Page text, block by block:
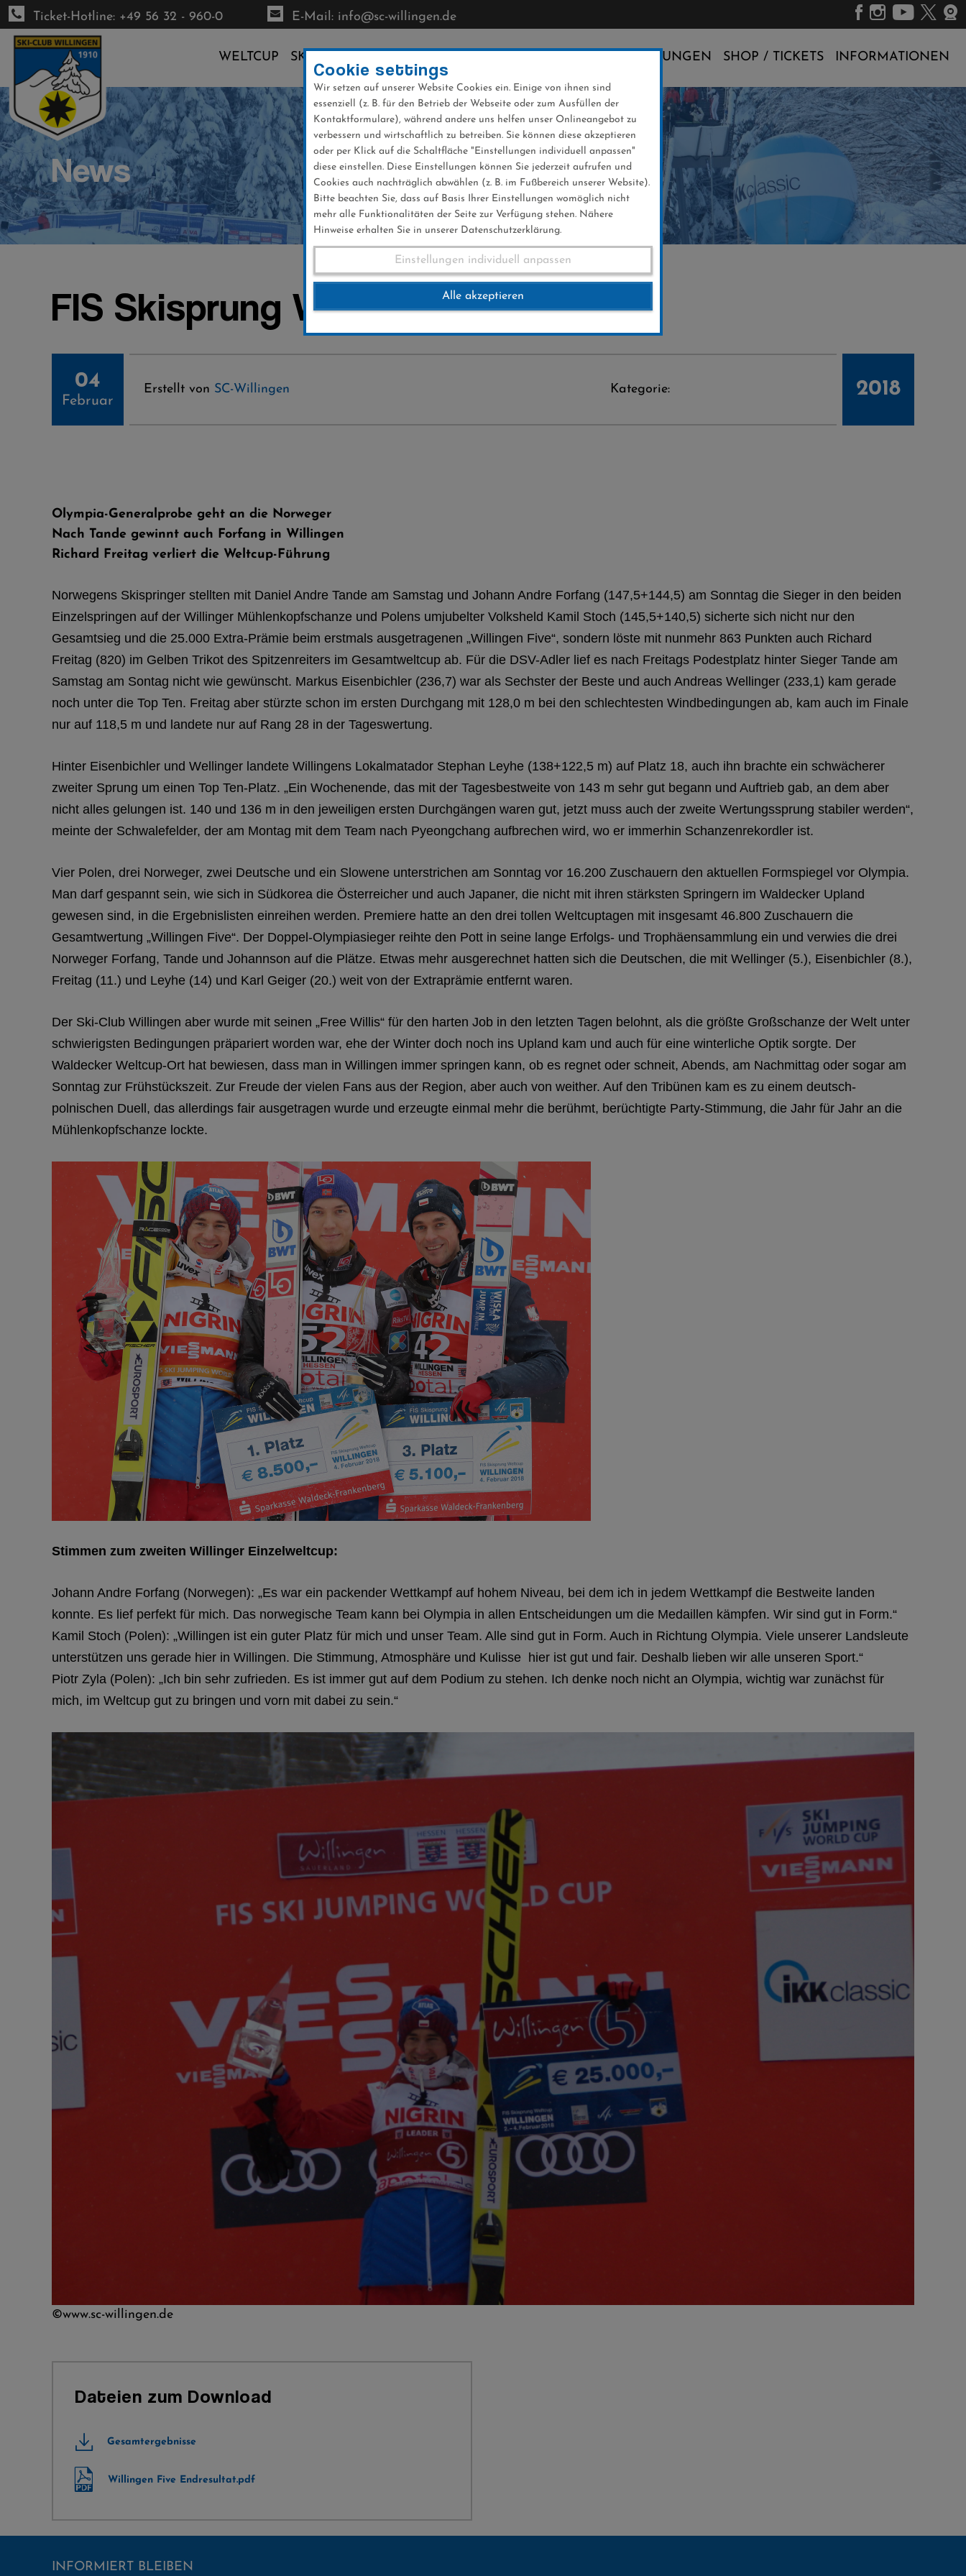
Direkt
zum
Inhalt
Ticket-Hotline: +49 56 32 - 960-0 E-Mail: info@sc-willingen.de
WELTCUP SKI-CLUB VERANSTALTUNGEN SHOP / TICKETS INFORMATIONEN
News
FIS Skisprung Weltcup 4.2.18
04
Februar
Erstellt von SC-Willingen Kategorie: 2018
Olympia-Generalprobe geht an die Norweger
Nach Tande gewinnt auch Forfang in Willingen
Richard Freitag verliert die Weltcup-Führung
Norwegens Skispringer stellten mit Daniel Andre Tande am Samstag und Johann Andre Forfang (147,5+144,5) am Sonntag die Sieger in den beiden
Einzelspringen auf der Willinger Mühlenkopfschanze und Polens umjubelter Volksheld Kamil Stoch (145,5+140,5) sicherte sich nicht nur den
Gesamtsieg und die 25.000 Extra-Prämie beim erstmals ausgetragenen „Willingen Five“, sondern löste mit nunmehr 863 Punkten auch Richard
Freitag (820) im Gelben Trikot des Spitzenreiters im Gesamtweltcup ab. Für die DSV-Adler lief es nach Freitags Podestplatz hinter Sieger Tande am
Samstag am Sontag nicht wie gewünscht. Markus Eisenbichler (236,7) war als Sechster der Beste und auch Andreas Wellinger (233,1) kam gerade
noch unter die Top Ten. Freitag aber stürzte schon im ersten Durchgang mit 128,0 m bei den schlechtesten Windbedingungen ab, kam auch im Finale
nur auf 118,5 m und landete nur auf Rang 28 in der Tageswertung.
Hinter Eisenbichler und Wellinger landete Willingens Lokalmatador Stephan Leyhe (138+122,5 m) auf Platz 18, auch ihn brachte ein schwächerer
zweiter Sprung um einen Top Ten-Platz. „Ein Wochenende, das mit der Tagesbestweite von 143 m sehr gut begann und Auftrieb gab, an dem aber
nicht alles gelungen ist. 140 und 136 m in den jeweiligen ersten Durchgängen waren gut, jetzt muss auch der zweite Wertungssprung stabiler werden“,
meinte der Schwalefelder, der am Montag mit dem Team nach Pyeongchang aufbrechen wird, wo er immerhin Schanzenrekordler ist.
Vier Polen, drei Norweger, zwei Deutsche und ein Slowene unterstrichen am Sonntag vor 16.200 Zuschauern den aktuellen Formspiegel vor Olympia.
Man darf gespannt sein, wie sich in Südkorea die Österreicher und auch Japaner, die nicht mit ihren stärksten Springern im Waldecker Upland
gewesen sind, in die Ergebnislisten einreihen werden. Premiere hatte an den drei tollen Weltcuptagen mit insgesamt 46.800 Zuschauern die
Gesamtwertung „Willingen Five“. Der Doppel-Olympiasieger reihte den Pott in seine lange Erfolgs- und Trophäensammlung ein und verwies die drei
Norweger Forfang, Tande und Johannson auf die Plätze. Etwas mehr ausgerechnet hatten sich die Deutschen, die mit Wellinger (5.), Eisenbichler (8.),
Freitag (11.) und Leyhe (14) und Karl Geiger (20.) weit von der Extraprämie entfernt waren.
Der Ski-Club Willingen aber wurde mit seinen „Free Willis“ für den harten Job in den letzten Tagen belohnt, als die größte Großschanze der Welt unter
schwierigsten Bedingungen präpariert worden war, ehe der Winter doch noch ins Upland kam und auch für eine winterliche Optik sorgte. Der
Waldecker Weltcup-Ort hat bewiesen, dass man in Willingen immer springen kann, ob es regnet oder schneit, Abends, am Nachmittag oder sogar am
Sonntag zur Frühstückszeit. Zur Freude der vielen Fans aus der Region, aber auch von weither. Auf den Tribünen kam es zu einem deutsch-
polnischen Duell, das allerdings fair ausgetragen wurde und erzeugte einmal mehr die berühmt, berüchtigte Party-Stimmung, die Jahr für Jahr an die
Mühlenkopfschanze lockte.
Stimmen zum zweiten Willinger Einzelweltcup:
Johann Andre Forfang (Norwegen): „Es war ein packender Wettkampf auf hohem Niveau, bei dem ich in jedem Wettkampf die Bestweite landen
konnte. Es lief perfekt für mich. Das norwegische Team kann bei Olympia in allen Entscheidungen um die Medaillen kämpfen. Wir sind gut in Form.“
Kamil Stoch (Polen): „Willingen ist ein guter Platz für mich und unser Team. Alle sind gut in Form. Auch in Richtung Olympia. Viele unserer Landsleute
unterstützen uns gerade hier in Willingen. Die Stimmung, Atmosphäre und Kulisse hier ist gut und fair. Deshalb lieben wir alle unseren Sport.“
Piotr Zyla (Polen): „Ich bin sehr zufrieden. Es ist immer gut auf dem Podium zu stehen. Ich denke noch nicht an Olympia, wichtig war zunächst für
mich, im Weltcup gut zu bringen und vorn mit dabei zu sein.“
©​www.sc-willingen.de
Dateien zum Download
Gesamtergebnisse
Willingen Five Endresultat.pdf
Cookie settings
Wir setzen auf unserer Website Cookies ein. Einige von ihnen sind
essenziell (z. B. für den Betrieb der Webseite oder zum Ausfüllen der
Kontaktformulare), während andere uns helfen unser Onlineangebot zu
verbessern und wirtschaftlich zu betreiben. Sie können diese akzeptieren
oder per Klick auf die Schaltfläche "Einstellungen individuell anpassen"
diese einstellen. Diese Einstellungen können Sie jederzeit aufrufen und
Cookies auch nachträglich abwählen (z. B. im Fußbereich unserer Website).
Bitte beachten Sie, dass auf Basis Ihrer Einstellungen womöglich nicht
mehr alle Funktionalitäten der Seite zur Verfügung stehen. Nähere
Hinweise erhalten Sie in unserer Datenschutzerklärung.
Einstellungen individuell anpassen
Alle akzeptieren
INFORMIERT BLEIBEN